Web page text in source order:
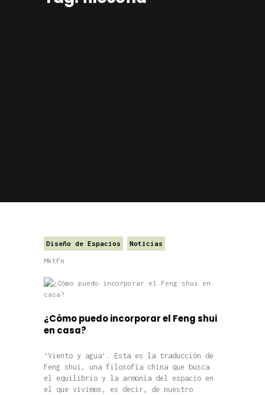
Diseño de Espacios Noticias
MktFn
¿Cómo puedo incorporar el Feng shui
en casa?
‘Viento y agua’. Esta es la traducción de
Feng shui, una filosofía china que busca
el equilibrio y la armonía del espacio en
el que vivimos, es decir, de nuestro